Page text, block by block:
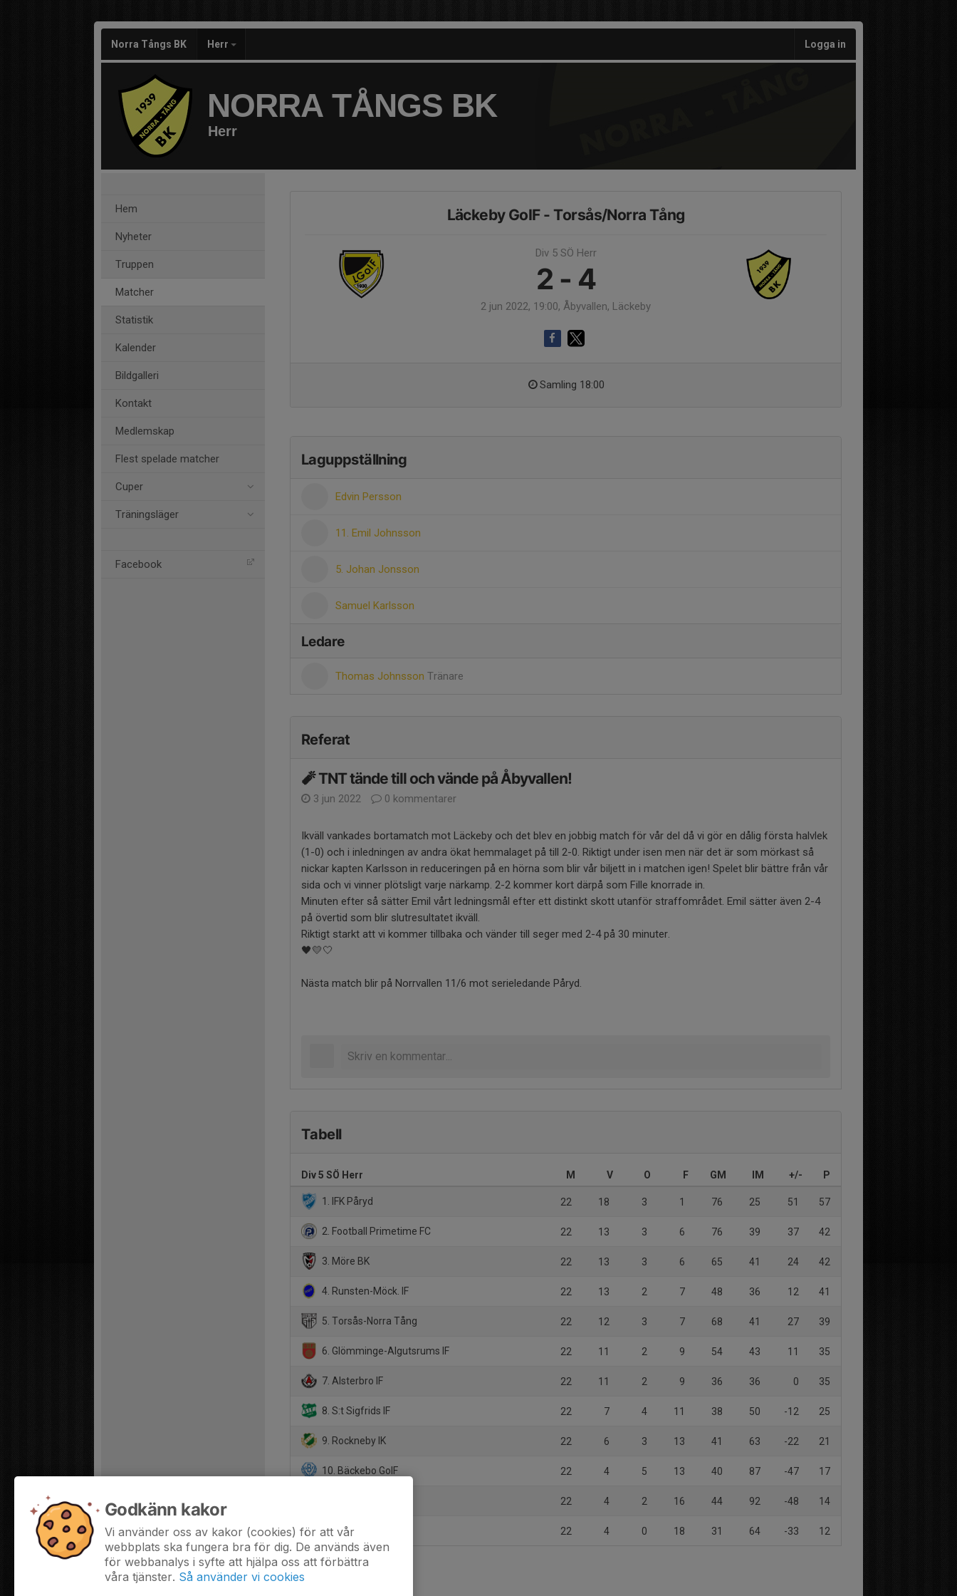
Norra Tångs BK Herr Logga in
NORRA TÅNGS BK
Herr
Hem
Nyheter
Truppen
Matcher
Statistik
Kalender
Bildgalleri
Kontakt
Medlemskap
Flest spelade matcher
Cuper
Träningsläger
Facebook
Läckeby GoIF - Torsås/Norra Tång
Div 5 SÖ Herr
2 - 4
2 jun 2022, 19:00, Åbyvallen, Läckeby
Samling 18:00
Laguppställning
Edvin Persson
11. Emil Johnsson
5. Johan Jonsson
Samuel Karlsson
Ledare
Thomas Johnsson Tränare
Referat
🧨 TNT tände till och vände på Åbyvallen!
3 jun 2022 0 kommentarer
Ikväll vankades bortamatch mot Läckeby och det blev en jobbig match för vår del då vi gör en dålig första halvlek
(1-0) och i inledningen av andra ökat hemmalaget på till 2-0. Riktigt under isen men när det är som mörkast så
nickar kapten Karlsson in reduceringen på en hörna som blir vår biljett in i matchen igen! Spelet blir bättre från vår
sida och vi vinner plötsligt varje närkamp. 2-2 kommer kort därpå som Fille knorrade in.
Minuten efter så sätter Emil vårt ledningsmål efter ett distinkt skott utanför straffområdet. Emil sätter även 2-4
på övertid som blir slutresultatet ikväll.
Riktigt starkt att vi kommer tillbaka och vänder till seger med 2-4 på 30 minuter.
🖤💛🤍
Nästa match blir på Norrvallen 11/6 mot serieledande Påryd.
Tabell
Div 5 SÖ Herr M V O F GM IM +/- P
1. IFK Påryd 22 18 3 1 76 25 51 57
2. Football Primetime FC 22 13 3 6 76 39 37 42
3. Möre BK 22 13 3 6 65 41 24 42
4. Runsten-Möck. IF 22 13 2 7 48 36 12 41
5. Torsås-Norra Tång 22 12 3 7 68 41 27 39
6. Glömminge-Algutsrums IF 22 11 2 9 54 43 11 35
7. Alsterbro IF 22 11 2 9 36 36 0 35
8. S:t Sigfrids IF 22 7 4 11 38 50 -12 25
9. Rockneby IK 22 6 3 13 41 63 -22 21
10. Bäckebo GoIF 22 4 5 13 40 87 -47 17
22 4 2 16 44 92 -48 14
12. Vissefjärda GIF 22 4 0 18 31 64 -33 12
Godkänn kakor
Vi använder oss av kakor (cookies) för att vår
webbplats ska fungera bra för dig. De används även
för webbanalys i syfte att hjälpa oss att förbättra
våra tjänster. Så använder vi cookies